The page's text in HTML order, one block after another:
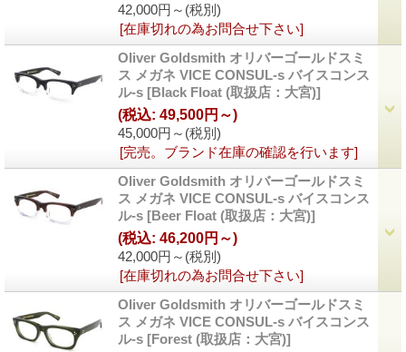
42,000円～ (税別)
[在庫切れの為お問合せ下さい]
Oliver Goldsmith オリバーゴールドスミ
ス メガネ VICE CONSUL-s バイスコンス
ル-s [Black Float (取扱店：大宮)]
45,000円～ (税別)
(税込: 49,500円～)
[完売。ブランド在庫の確認を行います]
Oliver Goldsmith オリバーゴールドスミ
ス メガネ VICE CONSUL-s バイスコンス
ル-s [Beer Float (取扱店：大宮)]
42,000円～ (税別)
(税込: 46,200円～)
[在庫切れの為お問合せ下さい]
Oliver Goldsmith オリバーゴールドスミ
ス メガネ VICE CONSUL-s バイスコンス
ル-s [Forest (取扱店：大宮)]